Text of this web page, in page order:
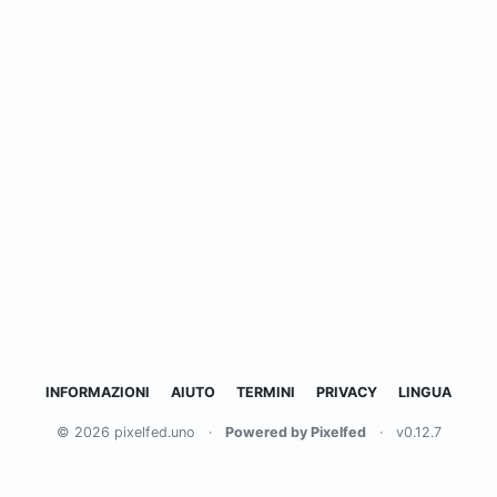
INFORMAZIONI AIUTO TERMINI PRIVACY LINGUA
© 2026 pixelfed.uno · Powered by Pixelfed · v0.12.7